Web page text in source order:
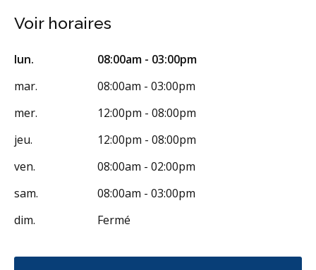
Voir horaires
lun.
08:00am - 03:00pm
mar.
08:00am - 03:00pm
mer.
12:00pm - 08:00pm
jeu.
12:00pm - 08:00pm
ven.
08:00am - 02:00pm
sam.
08:00am - 03:00pm
dim.
Fermé